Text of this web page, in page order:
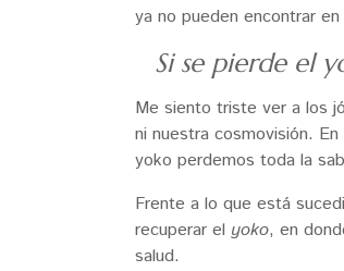
ya no pueden encontrar
Si se pierde el
Me siento triste ver a los
ni nuestra cosmovisión.
yoko perdemos toda la
Frente a lo que está
recuperar el yoko, en
salud.